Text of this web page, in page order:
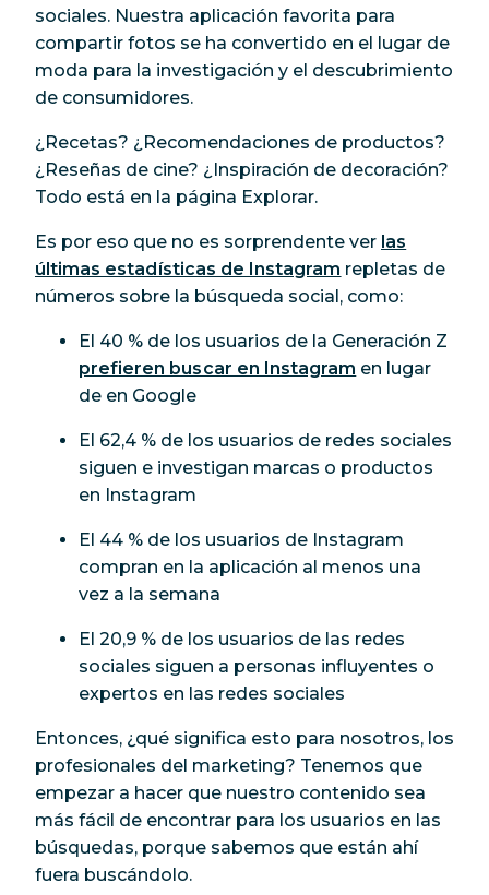
sociales. Nuestra aplicación favorita para
compartir fotos se ha convertido en el
lugar de
moda para la investigación y el descubrimiento
de consumidores.
¿Recetas? ¿Recomendaciones de productos?
¿Reseñas de cine? ¿Inspiración de decoración?
Todo está en la página Explorar.
Es por eso que no es sorprendente ver las
últimas estadísticas de Instagram repletas de
números sobre la búsqueda social, como:
El 40 % de los usuarios de la Generación Z
prefieren buscar en Instagram en lugar
de en Google
El 62,4 % de los usuarios de redes sociales
siguen e investigan marcas o productos
en Instagram
El 44 % de los usuarios de Instagram
compran en la aplicación al menos una
vez a la semana
El 20,9 % de los usuarios de las redes
sociales siguen a personas influyentes o
expertos en las redes sociales
Entonces, ¿qué significa esto para nosotros, los
profesionales del marketing? Tenemos que
empezar a hacer que nuestro contenido sea
más fácil de encontrar para los usuarios en las
búsquedas, porque sabemos que están ahí
fuera buscándolo.